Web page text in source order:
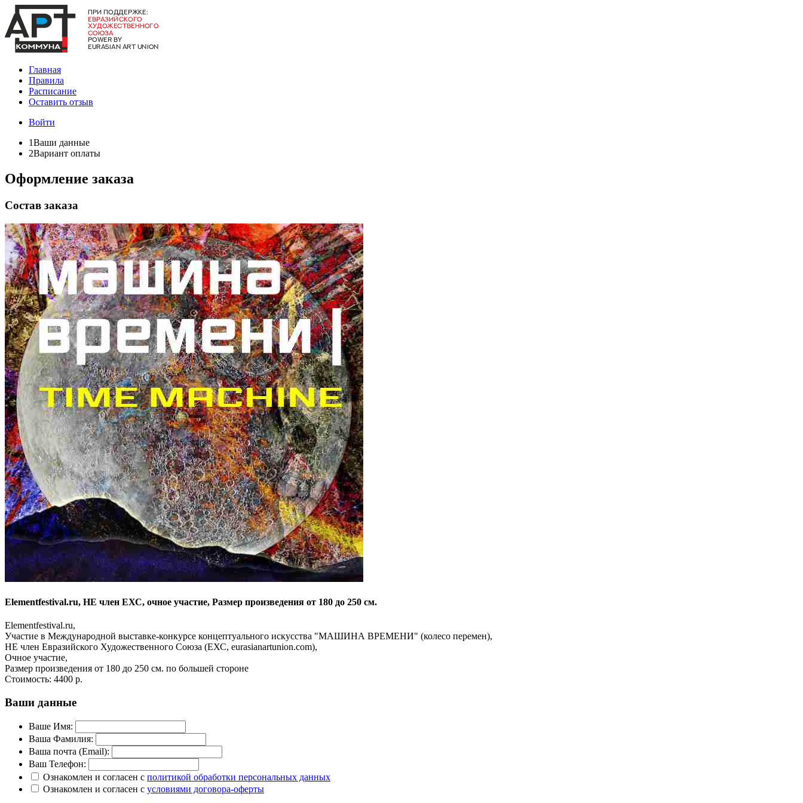
Главная
Правила
Расписание
Оставить отзыв
Войти
1Ваши данные
2Вариант оплаты
Оформление заказа
Состав заказа
Elementfestival.ru, НЕ член ЕХС, очное участие, Размер произведения от 180 до 250 см.
Elementfestival.ru,
Участие в Международной выставке-конкурсе концептуального искусства "МАШИНА ВРЕМЕНИ" (колесо перемен),
НЕ член Евразийского Художественного Союза (ЕХС, eurasianartunion.com),
Очное участие,
Размер произведения от 180 до 250 см. по большей стороне
Стоимость: 4400 р.
Ваши данные
Ваше Имя:
Ваша Фамилия:
Ваша почта (Email):
Ваш Телефон:
Ознакомлен и согласен с политикой обработки персональных данных
Ознакомлен и согласен с условиями договора-оферты